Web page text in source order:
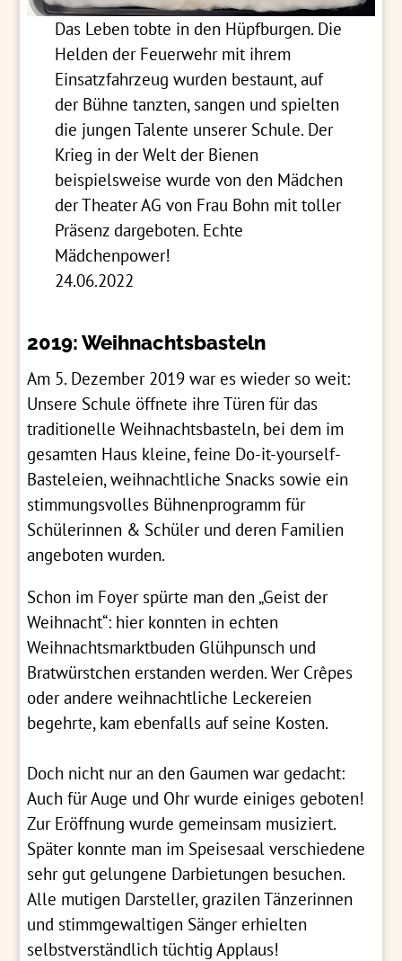
Das Leben tobte in den Hüpfburgen. Die
Helden der Feuerwehr mit ihrem
Einsatzfahrzeug wurden bestaunt, auf
der Bühne tanzten, sangen und spielten
die jungen Talente unserer Schule. Der
Krieg in der Welt der Bienen
beispielsweise wurde von den Mädchen
der Theater AG von Frau Bohn mit toller
Präsenz dargeboten. Echte
Mädchenpower!
24.06.2022
2019: Weihnachtsbasteln
Am 5. Dezember 2019 war es wieder so weit:
Unsere Schule öffnete ihre Türen für das
traditionelle Weihnachtsbasteln, bei dem im
gesamten Haus kleine, feine Do-it-yourself-
Basteleien, weihnachtliche Snacks sowie ein
stimmungsvolles Bühnenprogramm für
Schülerinnen & Schüler und deren Familien
angeboten wurden.
Schon im Foyer spürte man den „Geist der
Weihnacht“: hier konnten in echten
Weihnachtsmarktbuden Glühpunsch und
Bratwürstchen erstanden werden. Wer Crêpes
oder andere weihnachtliche Leckereien
begehrte, kam ebenfalls auf seine Kosten.
Doch nicht nur an den Gaumen war gedacht:
Auch für Auge und Ohr wurde einiges geboten!
Zur Eröffnung wurde gemeinsam musiziert.
Später konnte man im Speisesaal verschiedene
sehr gut gelungene Darbietungen besuchen.
Alle mutigen Darsteller, grazilen Tänzerinnen
und stimmgewaltigen Sänger erhielten
selbstverständlich tüchtig Applaus!